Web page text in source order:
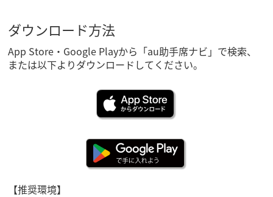
ダウンロード方法
App Store・Google Playから「au助手席ナビ」で検索、
または以下よりダウンロードしてください。
【推奨環境】